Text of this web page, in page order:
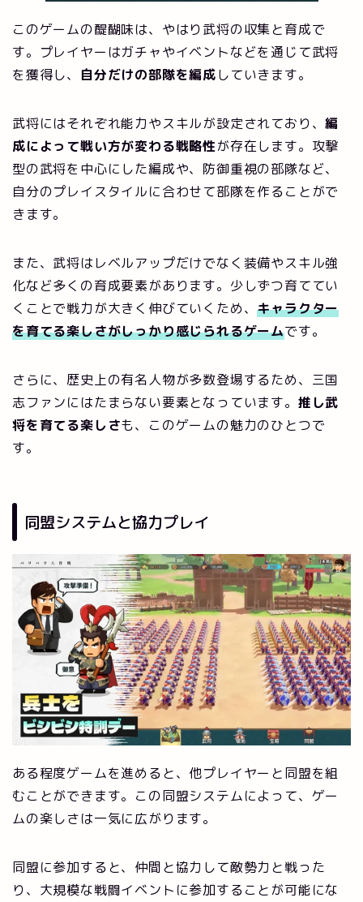
このゲームの醍醐味は、やはり武将の収集と育成で
す。プレイヤーはガチャやイベントなどを通じて武将
を獲得し、 自分だけの部隊を編成していきます。
武将にはそれぞれ能力やスキルが設定されており、編
成によって戦い方が変わる戦略性が存在します。攻撃
型の武将を中心にした編成や、防御重視の部隊など、
自分のプレイスタイルに合わせて部隊を作ることがで
きます。
また、武将はレベルアップだけでなく装備やスキル強
化など多くの育成要素があります。少しずつ育ててい
くことで戦力が大きく伸びていくため、キャラクター
を育てる楽しさがしっかり感じられるゲームです。
さらに、歴史上の有名人物が多数登場するため、三国
志ファンにはたまらない要素となっています。 推し武
将を育てる楽しさも、このゲームの魅力のひとつで
す。
同盟システムと協力プレイ
ある程度ゲームを進めると、他プレイヤーと同盟を組
むことができます。この同盟システムによって、ゲー
ムの楽しさは一気に広がります。
同盟に参加すると、仲間と協力して敵勢力と戦った
り、大規模な戦闘イベントに参加することが可能にな